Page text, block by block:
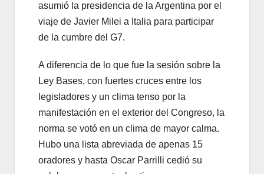
asumió la presidencia de la Argentina por el
viaje de Javier Milei a Italia para participar
de la cumbre del G7.
A diferencia de lo que fue la sesión sobre la
Ley Bases, con fuertes cruces entre los
legisladores y un clima tenso por la
manifestación en el exterior del Congreso, la
norma se votó en un clima de mayor calma.
Hubo una lista abreviada de apenas 15
oradores y hasta Oscar Parrilli cedió su